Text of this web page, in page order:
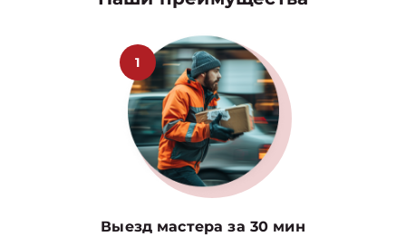
1
Выезд мастера за 30 мин